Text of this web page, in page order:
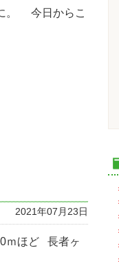
。 今日からこ
2021年07月23日
ｍほど 長者ヶ